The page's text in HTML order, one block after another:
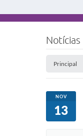
Notícias
Principal
NOV
13